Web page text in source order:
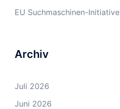
EU Suchmaschinen-Initiative
Archiv
Juli 2026
Juni 2026